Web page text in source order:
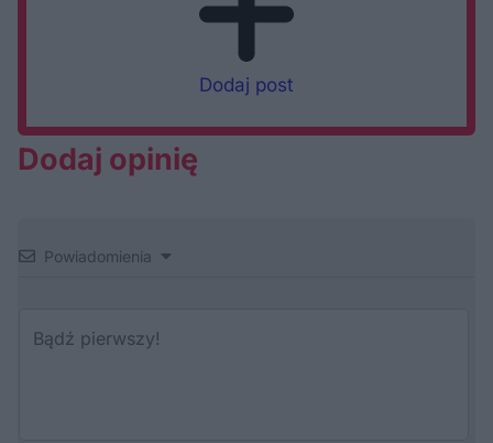
Dodaj post
Dodaj opinię
Powiadomienia